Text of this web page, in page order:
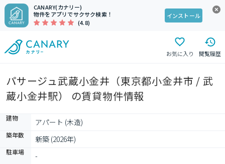
CANARY(カナリー)
物件をアプリでサクサク検索！
(4.8)
インストール
お気に入り 閲覧履歴
パサージュ武蔵小金井（東京都小金井市 / 武
蔵小金井駅） の賃貸物件情報
建物 アパート (木造)
築年数 新築 (2026年)
駐車場 -